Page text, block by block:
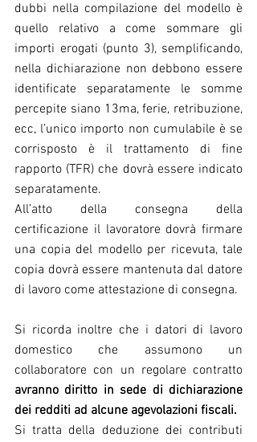
dubbi nella compilazione del modello è
quello relativo a come sommare gli
importi erogati (punto 3), semplificando,
nella dichiarazione non debbono essere
identificate separatamente le somme
percepite siano 13ma, ferie, retribuzione,
ecc, l’unico importo non cumulabile è se
corrisposto è il trattamento di fine
rapporto (TFR) che dovrà essere indicato
separatamente.
All’atto della consegna della
certificazione il lavoratore dovrà firmare
una copia del modello per ricevuta, tale
copia dovrà essere mantenuta dal datore
di lavoro come attestazione di consegna.
Si ricorda inoltre che i datori di lavoro
domestico che assumono un
avranno diritto in sede di dichiarazione
dei redditi ad alcune agevolazioni fiscali.
Si tratta della deduzione dei contributi